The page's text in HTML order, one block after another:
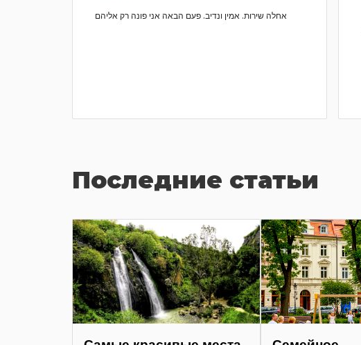
אחלה שירות. אמין ונדיב. פעם הבאה אני פונה רק אליהם
Последние статьи